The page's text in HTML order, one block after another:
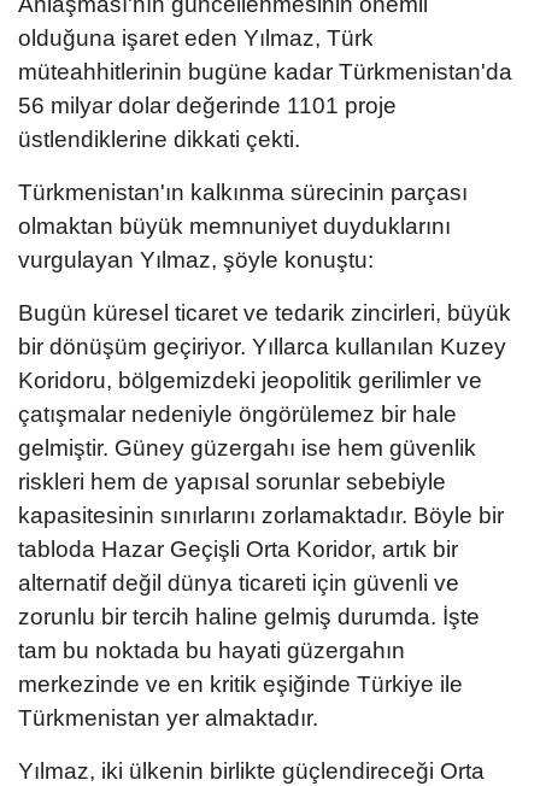
olduğuna işaret eden Yılmaz, Türk
müteahhitlerinin bugüne kadar Türkmenistan'da
56 milyar dolar değerinde 1101 proje
üstlendiklerine dikkati çekti.
Türkmenistan'ın kalkınma sürecinin parçası
olmaktan büyük memnuniyet duyduklarını
vurgulayan Yılmaz, şöyle konuştu:
Bugün küresel ticaret ve tedarik zincirleri, büyük
bir dönüşüm geçiriyor. Yıllarca kullanılan Kuzey
Koridoru, bölgemizdeki jeopolitik gerilimler ve
çatışmalar nedeniyle öngörülemez bir hale
gelmiştir. Güney güzergahı ise hem güvenlik
riskleri hem de yapısal sorunlar sebebiyle
kapasitesinin sınırlarını zorlamaktadır. Böyle bir
tabloda Hazar Geçişli Orta Koridor, artık bir
alternatif değil dünya ticareti için güvenli ve
zorunlu bir tercih haline gelmiş durumda. İşte
tam bu noktada bu hayati güzergahın
merkezinde ve en kritik eşiğinde Türkiye ile
Türkmenistan yer almaktadır.
Yılmaz, iki ülkenin birlikte güçlendireceği Orta